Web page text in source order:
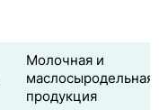
Молочная и
маслосыродельная
продукция